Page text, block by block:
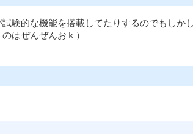
験的な機能を搭載してたりするのでもしか
はぜんぜんおｋ）